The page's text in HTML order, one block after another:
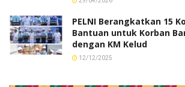
PELNI Berangkatkan 15
Bantuan untuk Korban
dengan KM Kelud
12/12/2025